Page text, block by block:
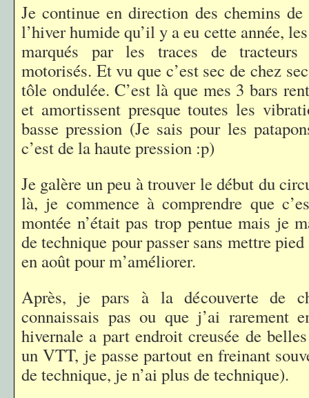
Je continue en direction des chemins
l’hiver humide qu’il y a eu cette année,
marqués par les traces de
motorisés. Et vu que c’est sec de chez
tôle ondulée. C’est là que mes 3 bars
et amortissent presque toutes les
basse pression (Je sais pour les
c’est de la haute pression :p)
Je galère un peu à trouver le début du
là, je commence à comprendre que
montée n’était pas trop pentue mais je
de technique pour passer sans mettre
en août pour m’améliorer.
Après, je pars à la découverte de
connaissais pas ou que j’ai rarement
hivernale a part endroit creusée de
un VTT, je passe partout en freinant
de technique, je n’ai plus de technique).